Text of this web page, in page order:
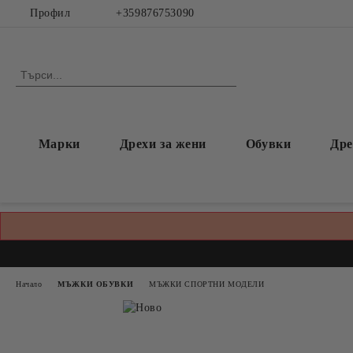
Профил +359876753090
Марки Дрехи за жени Обувки
Начало МЪЖКИ ОБУВКИ МЪЖКИ СПОРТНИ МОДЕЛИ